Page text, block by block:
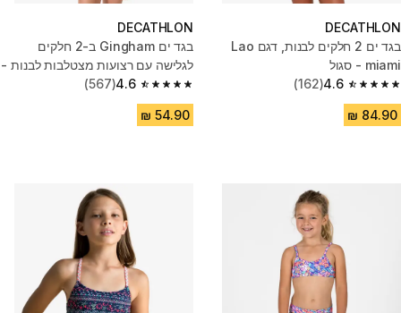
DECATHLON
בגד ים 2 חלקים לבנות, דגם Lao
miami - סגול
4.6
4.6 out of 5 stars from 162 reviews
(162)
DECATHLON
בגד ים Gingham ב-2 חלקים
לגלישה עם רצועות מצטלבות לבנות -
Boni כחול
4.6
4.6 out of 5 stars from 567 reviews
(567)